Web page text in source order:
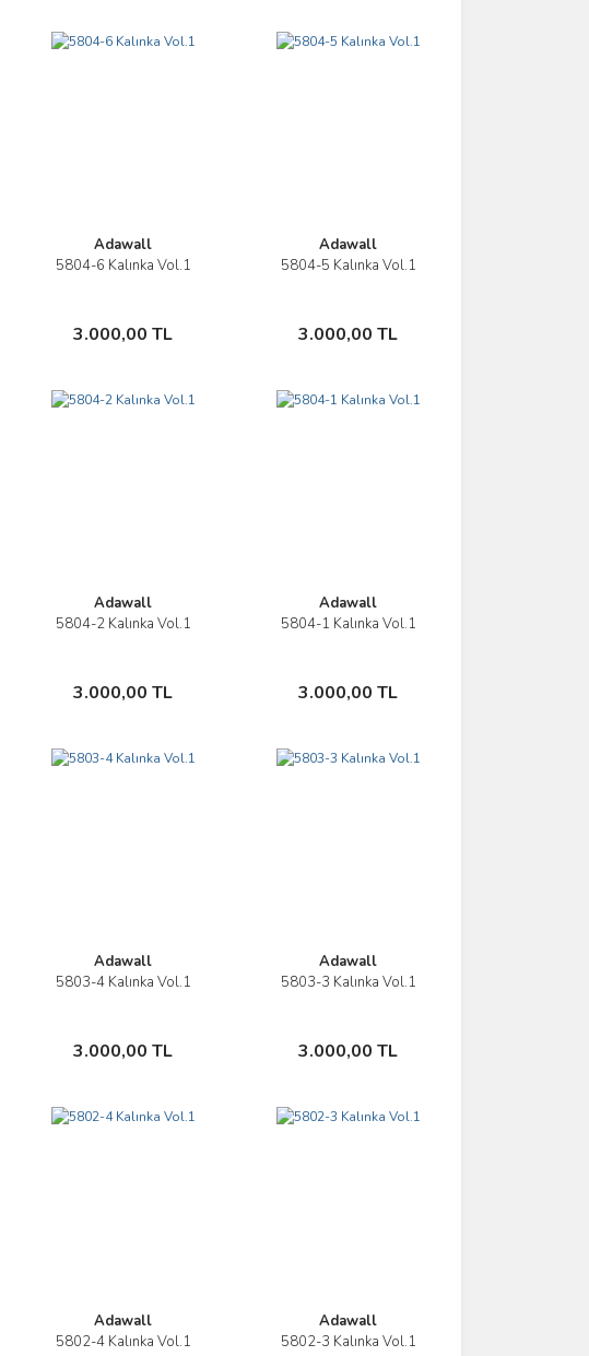
Adawall
5804-6 Kalınka Vol.1
3.000,00 TL
İncele
Sepete Ekle
Adawall
5804-5 Kalınka Vol.1
3.000,00 TL
İncele
Sepete Ekle
Adawall
5804-2 Kalınka Vol.1
3.000,00 TL
İncele
Sepete Ekle
Adawall
5804-1 Kalınka Vol.1
3.000,00 TL
İncele
Sepete Ekle
Adawall
5803-4 Kalınka Vol.1
3.000,00 TL
İncele
Sepete Ekle
Adawall
5803-3 Kalınka Vol.1
3.000,00 TL
İncele
Sepete Ekle
Adawall
5802-4 Kalınka Vol.1
İncele
Adawall
5802-3 Kalınka Vol.1
İncele